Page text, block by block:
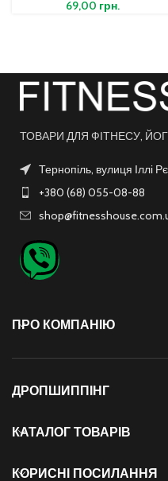
69,00 грн.
ТОВАРИ ДЛЯ ФІТНЕСУ,
Тернопіль, вулиця Іллі
+380 (68) 055-08-88
ПРО КОМПАНІЮ
ДРОПШИППІНГ
КАТАЛОГ ТОВАРІВ
КОРИСНІ ПОСИЛАННЯ